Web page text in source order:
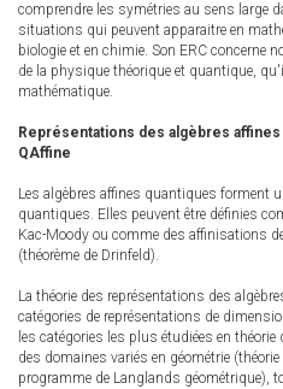
comprendre les symétries au sens large
situations qui peuvent apparaitre en
biologie et en chimie. Son ERC concerne
de la physique théorique et quantique,
mathématique.
Représentations des algèbres
QAffine
Les algèbres affines quantiques forment
quantiques. Elles peuvent être définies
Kac-Moody ou comme des affinisations
(théorème de Drinfeld).
La théorie des représentations des
catégories de représentations de
les catégories les plus étudiées en
des domaines variés en géométrie
programme de Langlands géométrique),